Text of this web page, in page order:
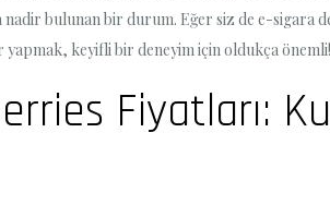
nadir bulunan bir durum. Eğer siz de e-
yapmak, keyifli bir deneyim için oldukça önemli!
Fiyatları: